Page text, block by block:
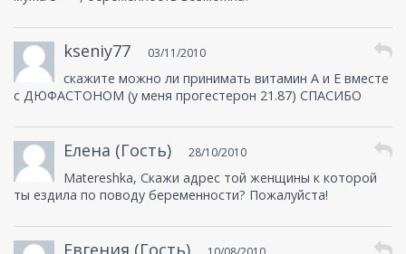
kseniy77 03/11/2010
скажите можно ли принимать витамин А и Е вместе
с ДЮФАСТОНОМ (у меня прогестерон 21.87) СПАСИБО
Елена (Гость) 28/10/2010
Matereshka, Скажи адрес той женщины к которой
ты ездила по поводу беременности? Пожалуйста!